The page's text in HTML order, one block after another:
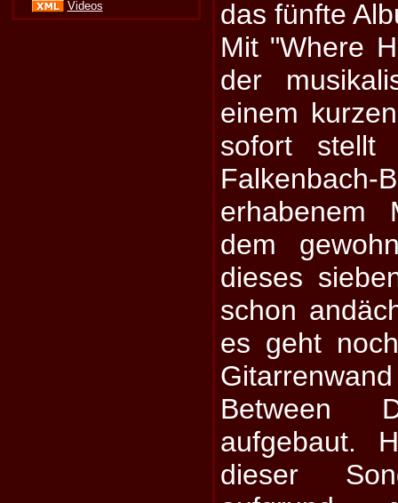
Videos
das fünfte
Mit "Where
der
einem
sofort stellt
erhabenem
dem
dieses
schon
es geht
Between
aufgebaut.
dieser